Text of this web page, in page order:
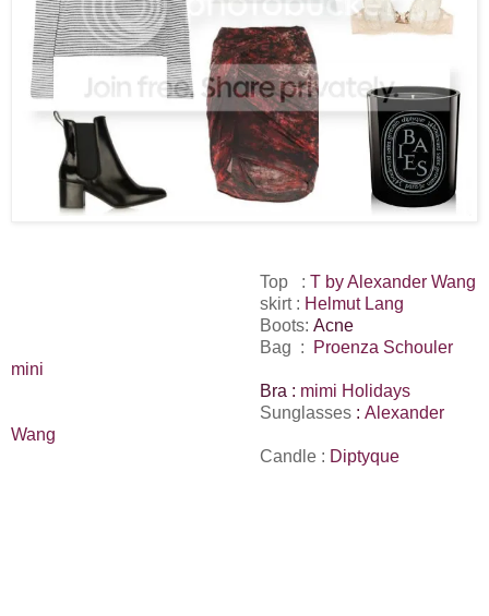
Top : T by Alexander Wang
skirt : Helmut Lang
Boots: Acne
Bag :
Proenza Schouler
mini
Bra : mimi Holidays
Sunglasses : Alexander
Wang
Candle : Diptyque